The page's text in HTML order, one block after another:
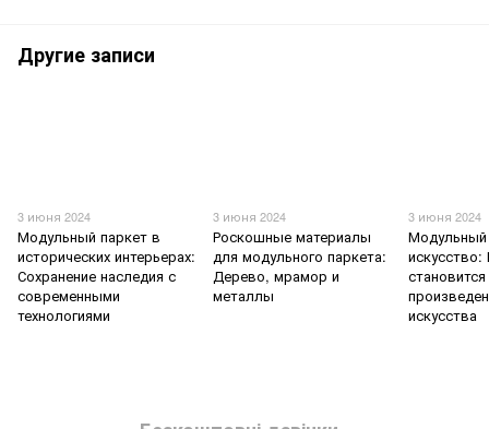
Другие записи
3 июня 2024
Модульный паркет в
исторических интерьерах:
Сохранение наследия с
современными
технологиями
3 июня 2024
Роскошные материалы
для модульного паркета:
Дерево, мрамор и
металлы
3 июня 2024
Модульный
становится
искусства